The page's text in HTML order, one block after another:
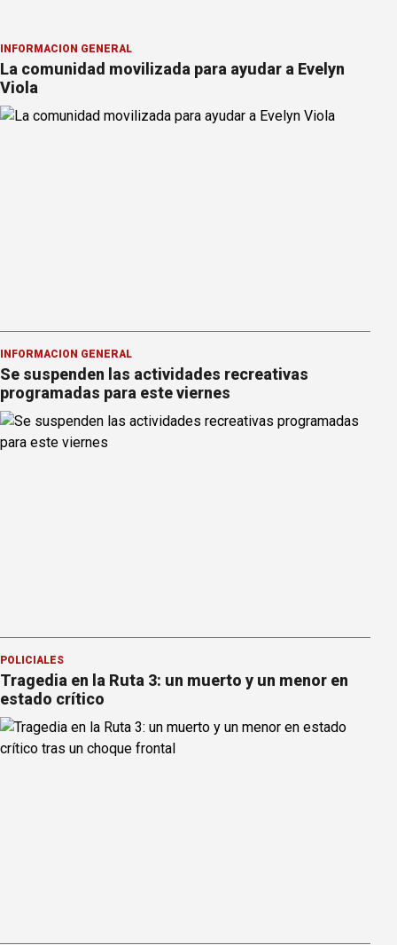
INFORMACION GENERAL
La comunidad movilizada para ayudar a Evelyn
Viola
INFORMACION GENERAL
Se suspenden las actividades recreativas
programadas para este viernes
POLICIALES
Tragedia en la Ruta 3: un muerto y un menor en
estado crítico